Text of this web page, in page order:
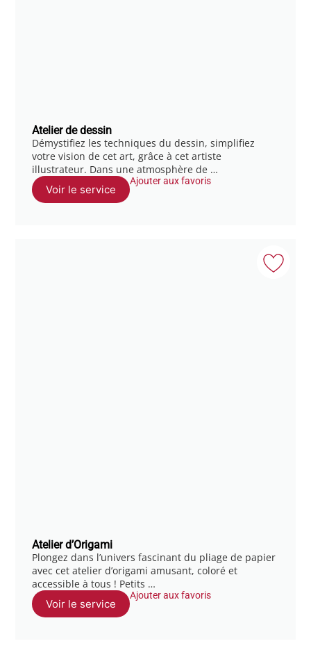
Atelier de dessin
Démystifiez les techniques du dessin, simplifiez
votre vision de cet art, grâce à cet artiste
illustrateur. Dans une atmosphère de …
Voir le service
Ajouter aux favoris
Atelier d’Origami
Plongez dans l’univers fascinant du pliage de papier
avec cet atelier d’origami amusant, coloré et
accessible à tous ! Petits …
Voir le service
Ajouter aux favoris